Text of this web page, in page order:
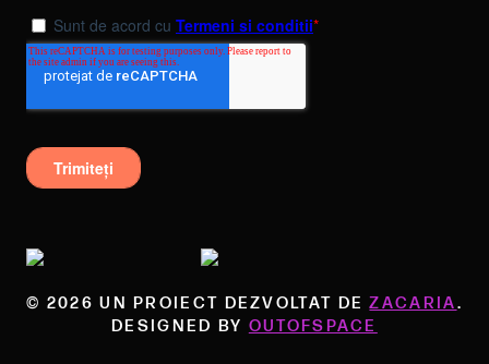
© 2026 UN PROIECT DEZVOLTAT DEZACARIA.
DESIGNED BY OUTOFSPACE